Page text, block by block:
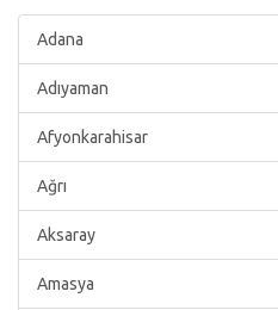
Adana
Adıyaman
Afyonkarahisar
Ağrı
Aksaray
Amasya